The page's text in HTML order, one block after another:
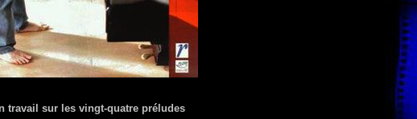
travail sur les vingt-quatre préludes